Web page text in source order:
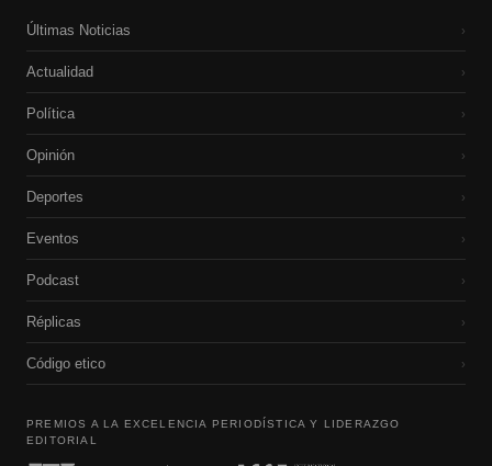
Últimas Noticias ›
Actualidad ›
Política ›
Opinión ›
Deportes ›
Eventos ›
Podcast ›
Réplicas ›
Código etico ›
PREMIOS A LA EXCELENCIA PERIODÍSTICA Y LIDERAZGO
EDITORIAL